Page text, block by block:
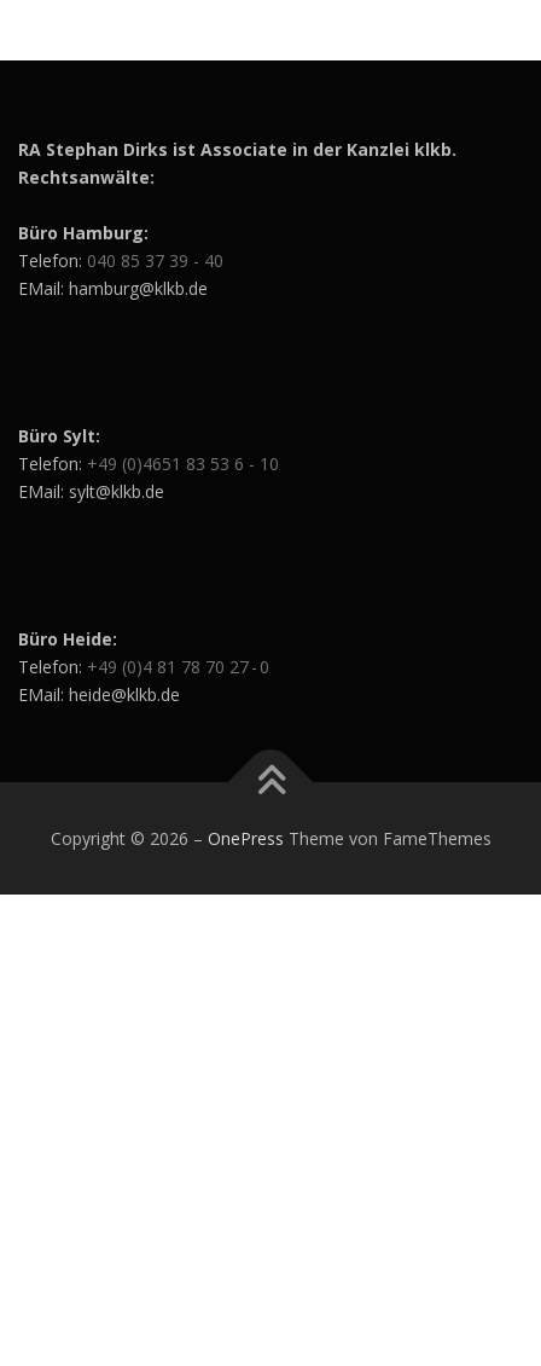
RA Stephan Dirks ist Associate in der Kanzlei klkb.
Rechtsanwälte:
Büro Hamburg:
Telefon: 040 85 37 39 - 40
EMail: hamburg@klkb.de
Büro Sylt:
Telefon: +49 (0)4651 83 53 6 - 10
EMail: sylt@klkb.de
Büro Heide:
Telefon: +49 (0)4 81 78 70 27 - 0
EMail: heide@klkb.de
Copyright © 2026 – OnePress Theme von FameThemes